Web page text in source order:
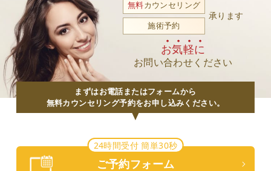
無料カウンセリング
施術予約
承ります
お気軽に
お問い合わせください
まずはお電話またはフォームから
無料カウンセリング予約をお申し込みください。
24時間受付 簡単30秒
ご予約フォーム